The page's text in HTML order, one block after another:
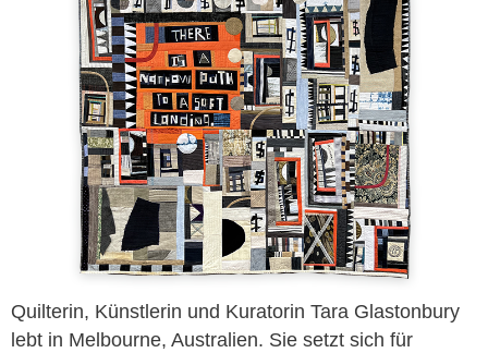
Quilterin, Künstlerin und Kuratorin Tara Glastonbury
lebt in Melbourne, Australien. Sie setzt sich für